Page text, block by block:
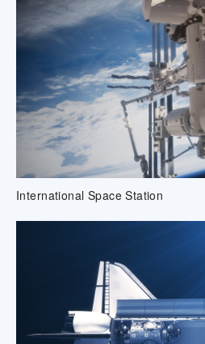
International Space Station